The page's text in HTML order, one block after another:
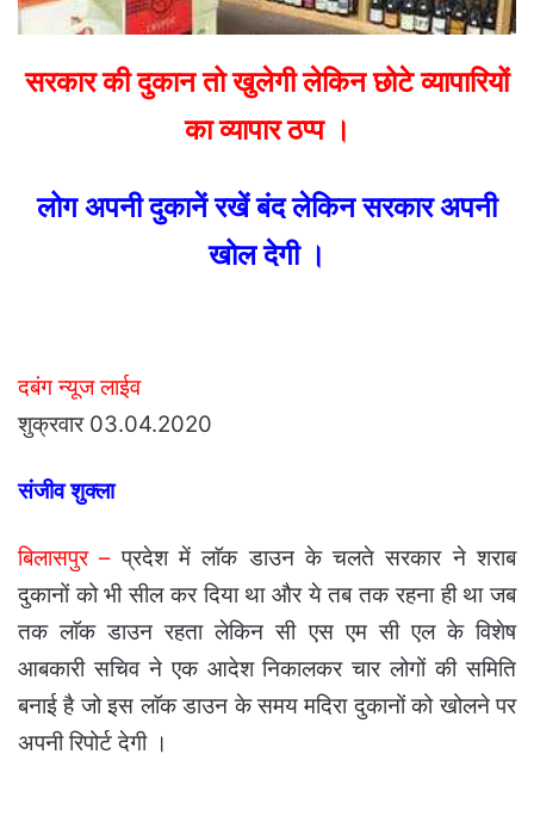
सरकार की दुकान तो खुलेगी लेकिन छोटे व्यापारियों
का व्यापार ठप्प ।
लोग अपनी दुकानें रखें बंद लेकिन सरकार अपनी
खोल देगी ।
दबंग न्यूज लाईव
शुक्रवार 03.04.2020
संजीव शुक्ला
बिलासपुर –प्रदेश में लाॅक डाउन के चलते सरकार ने शराब
दुकानों को भी सील कर दिया था और ये तब तक रहना ही था जब
तक लाॅक डाउन रहता लेकिन सी एस एम सी एल के विशेष
आबकारी सचिव ने एक आदेश निकालकर चार लोगों की समिति
बनाई है जो इस लाॅक डाउन के समय मदिरा दुकानों को खोलने पर
अपनी रिपोर्ट देगी ।